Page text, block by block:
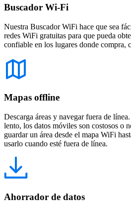
Buscador Wi-Fi
Nuestra Buscador WiFi hace que sea
redes WiFi gratuitas para que pueda
confiable en los lugares donde compra,
Mapas offline
Descarga áreas y navegar fuera de
lento, los datos móviles son costosos o
guardar un área desde el mapa WiFi
usarlo cuando esté fuera de línea.
Ahorrador de datos